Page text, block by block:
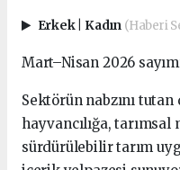
Erkek Kadın (Haberi
Mart–Nisan 2026
Sektörün nabzını
hayvancılığa,
sürdürülebilir tarım